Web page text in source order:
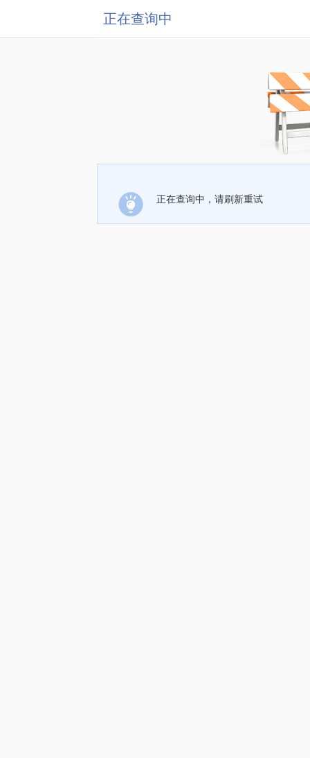
正在查询中
正在查询中，请刷新重试